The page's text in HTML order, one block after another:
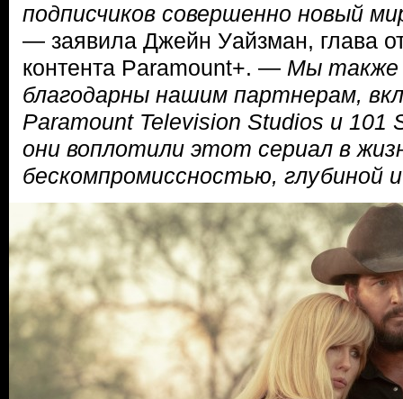
подписчиков совершенно новый
— заявила Джейн Уайзман, глава
контента Paramount+. — Мы также
благодарны нашим партнерам,
Paramount Television Studios и
они воплотили этот сериал в
бескомпромиссностью, глубиной